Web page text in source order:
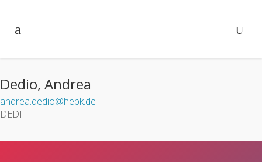
Dedio, Andrea
andrea.dedio@hebk.de
DEDI